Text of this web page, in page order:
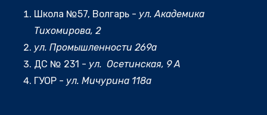
Школа №57, Волгарь - ул. Академика
Тихомирова, 2
ул. Промышленности 269а
ДС № 231 - ул. Осетинская, 9 А
ГУОР - ул. Мичурина 118а